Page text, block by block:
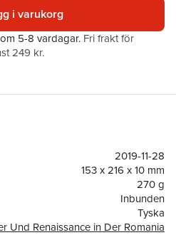
i varukorg
5-8 vardagar. Fri frakt för
249 kr.
2019-11-28
153 x 216 x 10 mm
270 g
Inbunden
Tyska
Und Renaissance in Der Romania